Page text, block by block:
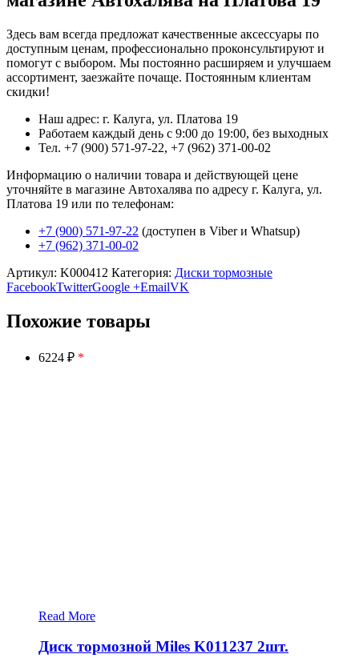
Здесь вам всегда предложат качественные аксессуары по
доступным ценам, профессионально проконсультируют и
помогут с выбором. Мы постоянно расширяем и улучшаем
ассортимент, заезжайте почаще. Постоянным клиентам
скидки!
Наш адрес: г. Калуга, ул. Платова 19
Работаем каждый день с 9:00 до 19:00, без выходных
Тел. +7 (900) 571-97-22, +7 (962) 371-00-02
Информацию о наличии товара и действующей цене
уточняйте в магазине Автохалява по адресу г. Калуга, ул.
Платова 19 или по телефонам:
+7 (900) 571-97-22 (доступен в Viber и Whatsup)
+7 (962) 371-00-02
Артикул: K000412 Категория: Диски тормозные
FacebookTwitterGoogle +EmailVK
Похожие товары
6224 ₽ *
Read More
Диск тормозной Miles K011237 2шт.